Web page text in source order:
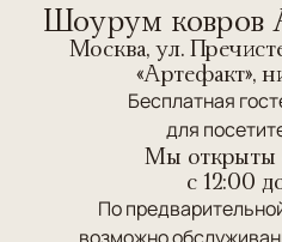
Шоурум ковров
Москва, ул.
«Артефакт»,
Бесплатная
для
Мы открыты
c 12:00
По